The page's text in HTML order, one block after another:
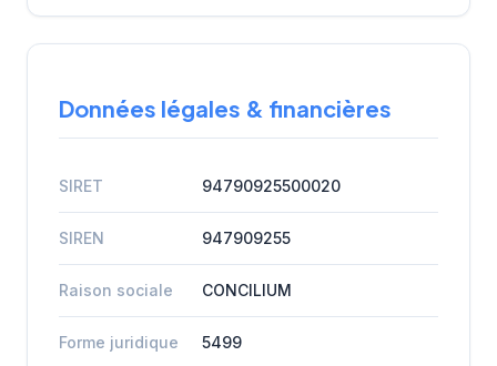
Données légales & financières
SIRET 94790925500020
SIREN 947909255
Raison sociale CONCILIUM
Forme juridique 5499